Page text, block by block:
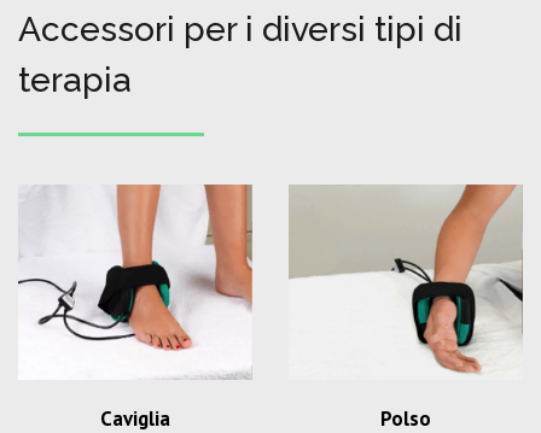
Accessori per i diversi tipi di
terapia
Caviglia Polso